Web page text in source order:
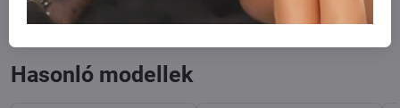
mail
Hasonló modellek